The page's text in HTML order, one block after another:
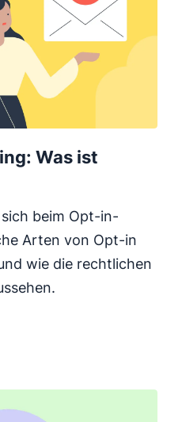
Was ist
beim Opt-in-
Arten von Opt-in
wie die rechtlichen